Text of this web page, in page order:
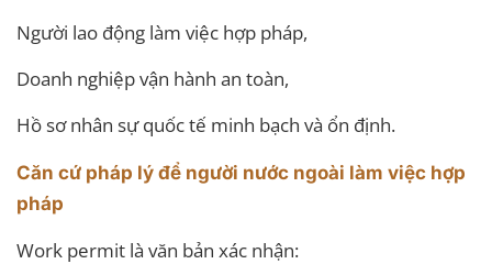
Người lao động làm việc hợp pháp,
Doanh nghiệp vận hành an toàn,
Hồ sơ nhân sự quốc tế minh bạch và ổn định.
Căn cứ pháp lý để người nước ngoài làm việc hợp
pháp
Work permit là văn bản xác nhận: